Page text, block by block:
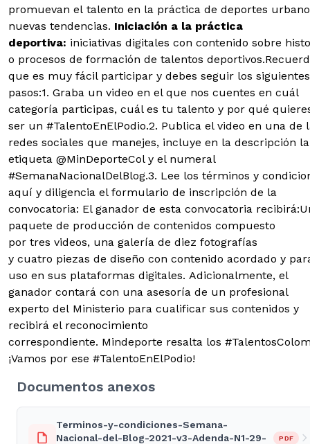
promuevan el talento en la práctica de deportes
nuevas tendencias. Iniciación a la práctica
deportiva: iniciativas digitales con contenido sobre
o procesos de formación de talentos deportivos.
que es muy fácil participar y debes seguir los siguientes
pasos:1. Graba un video en el que nos cuentes en cuál
categoría participas, cuál es tu talento y por qué
ser un #TalentoEnElPodio.2. Publica el video en una de
redes sociales que manejes, incluye en la descripción la
etiqueta @MinDeporteCol y el numeral
#SemanaNacionalDelBlog.3. Lee los términos y
aquí y diligencia el formulario de inscripción de la
convocatoria: El ganador de esta convocatoria
paquete de producción de contenidos compuesto
por tres videos, una galería de diez fotografías
y cuatro piezas de diseño con contenido acordado y
uso en sus plataformas digitales. Adicionalmente, el
ganador contará con una asesoría de un profesional
experto del Ministerio para cualificar sus contenidos y
recibirá el reconocimiento
correspondiente. Mindeporte resalta los
¡Vamos por ese #TalentoEnElPodio!
Documentos anexos
Terminos-y-condiciones-Semana-
Nacional-del-Blog-2021-v3-Adenda-N1-29-
PDF